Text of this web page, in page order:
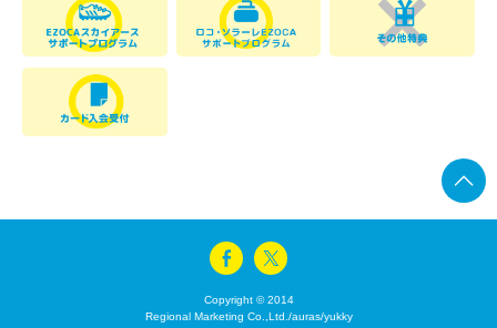
Copyright © 2014
Regional Marketing Co.,Ltd./auras/yukky